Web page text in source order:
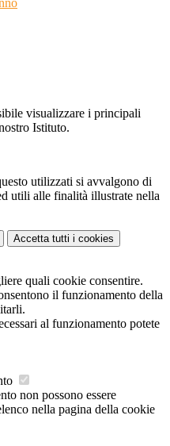
visualizzare i principali
Istituto.
utilizzati si avvalgono di
utili alle finalità illustrate nella
Accetta tutti i cookies
quali cookie consentire.
il funzionamento della
al funzionamento potete
non possono essere
nella pagina della cookie